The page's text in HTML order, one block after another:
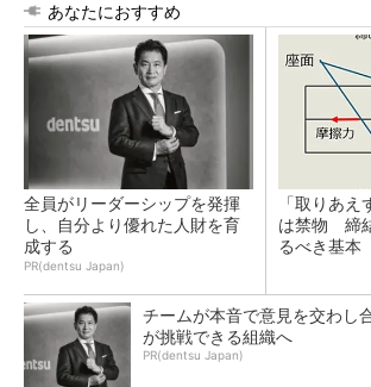
あなたにおすすめ
全員がリーダーシップを発揮
し、自分より優れた人財を育
成する
PR(dentsu Japan)
「取りあえ
は禁物 締
るべき基本
チームが本音で意見を交わし
が挑戦できる組織へ
PR(dentsu Japan)